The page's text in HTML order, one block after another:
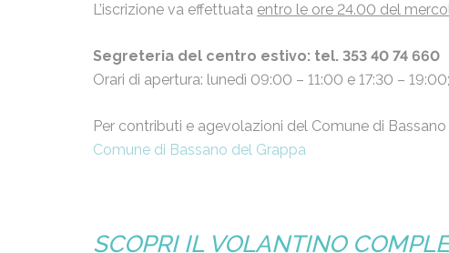
L’iscrizione va effettuata entro le ore 24.00 del
Segreteria del centro estivo: tel. 353 40 74 660
Orari di apertura: lunedì 09:00 – 11:00 e 17:30 –
Per contributi e agevolazioni del Comune di
Comune di Bassano del Grappa
SCOPRI IL VOLANTINO